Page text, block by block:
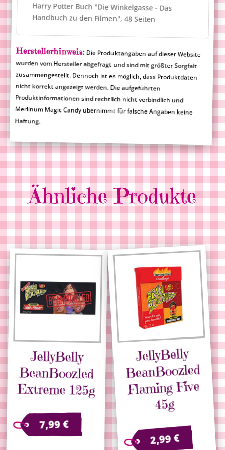
Harry Potter Buch "Die Winkelgasse - Das
Handbuch zu den Filmen", 48 Seiten
Herstellerhinweis:Die Produktangaben auf dieser Website
wurden vom Hersteller abgefragt und sind mit größter Sorgfalt
zusammengestellt. Dennoch ist es möglich, dass Produktdaten
nicht korrekt angezeigt werden. Die aufgeführten
Produktinformationen sind rechtlich nicht verbindlich und
Merlinum Magic Candy übernimmt für falsche Angaben keine
Haftung.
Ähnliche Produkte
JellyBelly
BeanBoozled
Extreme 125g
7,99€
JellyBelly
BeanBoozled
Flaming Five
45g
2,99€